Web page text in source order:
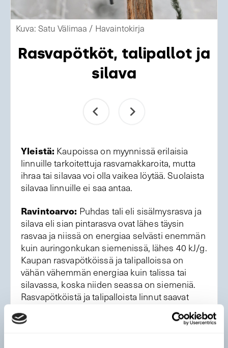
Kuva: Satu Välimaa / Havaintokirja
Rasvapötköt, talipallot ja
silava
Yleistä: Kaupoissa on myynnissä erilaisia
linnuille tarkoitettuja rasvamakkaroita, mutta
ihraa tai silavaa voi olla vaikea löytää. Suolaista
silavaa linnuille ei saa antaa.
Ravintoarvo: Puhdas tali eli sisälmysrasva ja
silava eli sian pintarasva ovat lähes täysin
rasvaa ja niissä on energiaa selvästi enemmän
kuin auringonkukan siemenissä, lähes 40 kJ/g.
Kaupan rasvapötköissä ja talipalloissa on
vähän vähemmän energiaa kuin talissa tai
silavassa, koska niiden seassa on siemeniä.
Rasvapötköistä ja talipalloista linnut saavat
toisaalta valkuaisaineita ja hiilihydraatteja.
Talipalloissa on usein paljon vehnää ja